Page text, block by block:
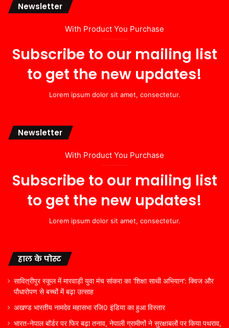
Newsletter
With Product You Purchase
Subscribe to our mailing list
to get the new updates!
Lorem ipsum dolor sit amet, consectetur.
Newsletter
With Product You Purchase
Subscribe to our mailing list
to get the new updates!
Lorem ipsum dolor sit amet, consectetur.
हाल के पोस्ट
सावित्रीपुर स्कूल में मारवाड़ी युवा मंच सांकरा का ‘शिक्षा साथी अभियान’: क्विज और
पौधारोपण से बच्चों में बढ़ा उत्साह
अखण्ड भारतीय नामदेव महासभा रजि0 इंडिया का हुआ विस्तार
भारत-नेपाल बॉर्डर पर फिर बढ़ा तनाव, नेपाली ग्रामीणों ने सुरक्षाबलों पर किया पथराव,